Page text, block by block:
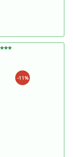
***
-11%